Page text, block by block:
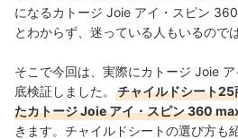
になるカトージ Joie アイ・スピン
とわからず、迷っている人もいるので
そこで今回は、実際にカトージ Joie
底検証しました。
チャイルドシート
たカトージ Joie アイ・スピン 360
きます。チャイルドシートの選び方も